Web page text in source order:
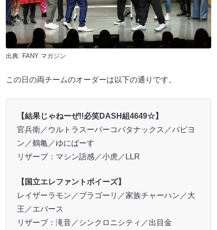
出典: FANY マガジン
この日の両チームのオーダーは以下の通りです。
【結果じゃねーぜ!!必笑DASH組4649☆】
官兵衛／ウルトラスーパーコバタナックス／パピヨ
ン／鶴亀／ゆにばーす
リザーブ：マシン語感／小虎／LLR
【国立エレファントボイーズ】
レイザーラモン／ブラゴーリ／家族チャーハン／大
王／エバース
リザーブ：滝音／シンクロニシティ／出目金